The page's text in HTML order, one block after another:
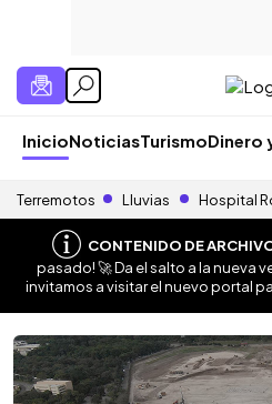
InicioNoticiasTurismoDinero
Terremotos Lluvias Hospital
CONTENIDO DE
pasado! 🚀 Da el salto a la nueva
invitamos a visitar el nuevo portal